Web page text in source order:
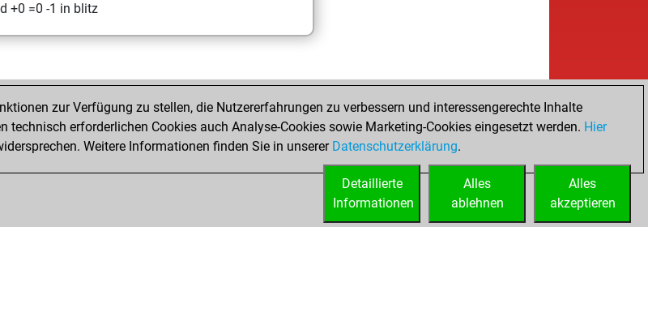
+0 =0 -1 in blitz
zur Verfügung zu stellen, die Nutzererfahrungen zu verbessern und interessengerechte Inhalte
erforderlichen Cookies auch Analyse-Cookies sowie Marketing-Cookies eingesetzt werden. Hier
Weitere Informationen finden Sie in unserer Datenschutzerklärung.
Alles
akzeptieren
Alles
ablehnen
Detaillierte
Informationen